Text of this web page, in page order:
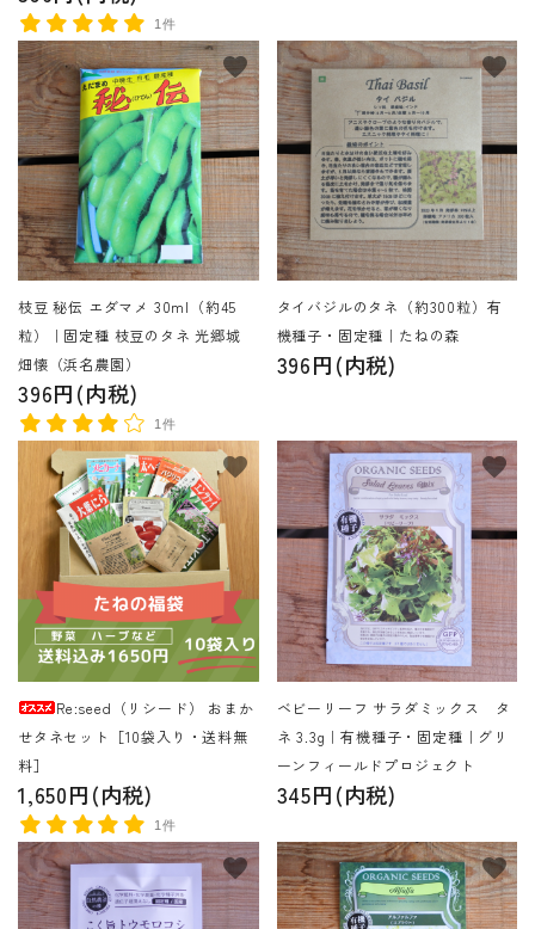
1件
枝豆 秘伝 エダマメ 30ml（約45
粒）｜固定種 枝豆のタネ 光郷城
畑懐（浜名農園）
396円(内税)
1件
favorite
タイバジルのタネ（約300粒）有
機種子・固定種｜たねの森
396円(内税)
favorite
Re:seed（リシード） おまか
せタネセット［10袋入り・送料無
料］
1,650円(内税)
1件
favorite
ベビーリーフ サラダミックス タ
ネ 3.3g｜有機種子・固定種｜グリ
ーンフィールドプロジェクト
345円(内税)
favorite
favorite favorite